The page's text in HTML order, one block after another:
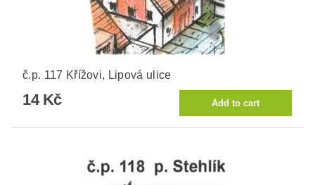
č.p. 117 Křížovi, Lipová ulice
14 Kč